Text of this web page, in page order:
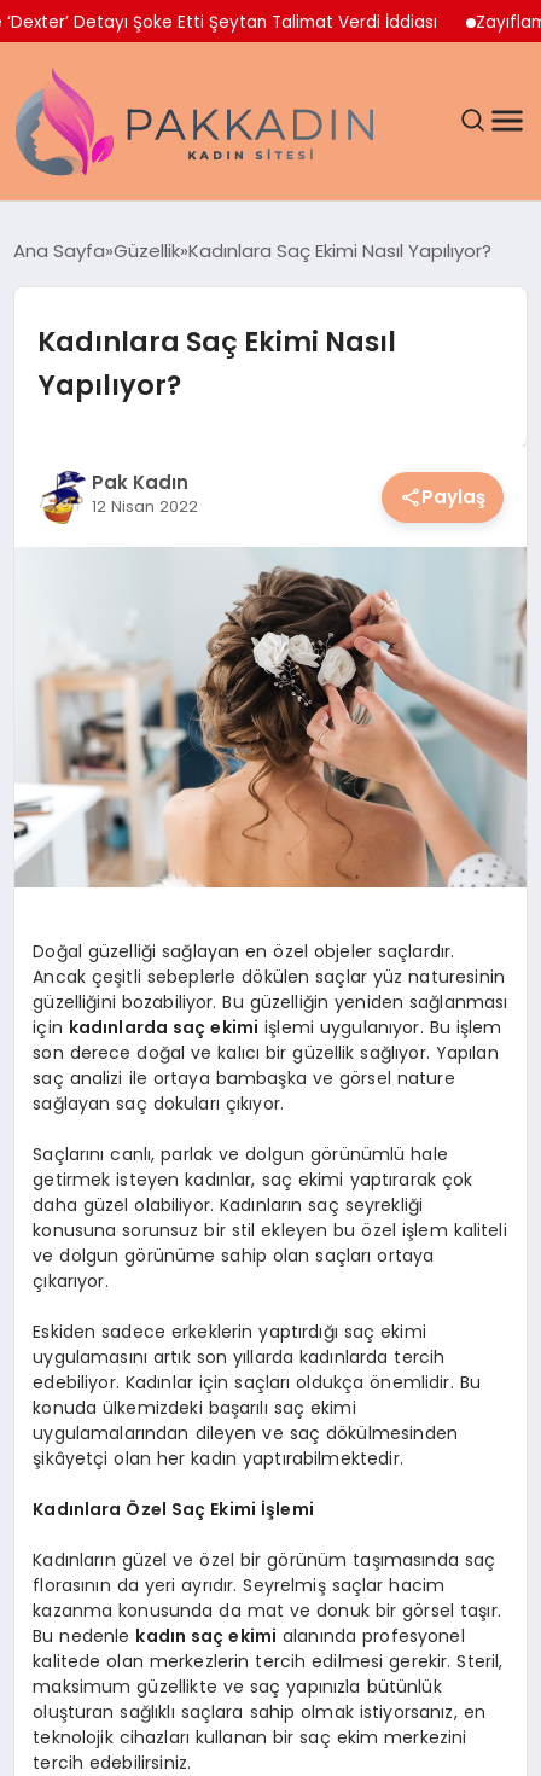
Detayı Şoke Etti Şeytan Talimat Verdi İddiası Zayıflama
KADIN
SAĞLIK
SPOR & FITNESS
YAŞAM
KIMDIR?
HESAPLAMALAR
Ana Sayfa Güzellik Kadınlara Saç Ekimi Nasıl Yapılıyor?
Kadınlara Saç Ekimi Nasıl
Yapılıyor?
Pak Kadın
12 Nisan 2022 Paylaş
Doğal güzelliği sağlayan en özel objeler saçlardır.
Ancak çeşitli sebeplerle dökülen saçlar yüz naturesinin
güzelliğini bozabiliyor. Bu güzelliğin yeniden sağlanması
için kadınlarda saç ekimi işlemi uygulanıyor. Bu işlem
son derece doğal ve kalıcı bir güzellik sağlıyor. Yapılan
saç analizi ile ortaya bambaşka ve görsel nature
sağlayan saç dokuları çıkıyor.
Saçlarını canlı, parlak ve dolgun görünümlü hale
getirmek isteyen kadınlar, saç ekimi yaptırarak çok
daha güzel olabiliyor. Kadınların saç seyrekliği
konusuna sorunsuz bir stil ekleyen bu özel işlem kaliteli
ve dolgun görünüme sahip olan saçları ortaya
çıkarıyor.
Eskiden sadece erkeklerin yaptırdığı saç ekimi
uygulamasını artık son yıllarda kadınlarda tercih
edebiliyor. Kadınlar için saçları oldukça önemlidir. Bu
konuda ülkemizdeki başarılı saç ekimi
uygulamalarından dileyen ve saç dökülmesinden
şikâyetçi olan her kadın yaptırabilmektedir.
Kadınlara Özel Saç Ekimi İşlemi
Kadınların güzel ve özel bir görünüm taşımasında saç
florasının da yeri ayrıdır. Seyrelmiş saçlar hacim
kazanma konusunda da mat ve donuk bir görsel taşır.
Bu nedenle kadın saç ekimi alanında profesyonel
kalitede olan merkezlerin tercih edilmesi gerekir. Steril,
maksimum güzellikte ve saç yapınızla bütünlük
oluşturan sağlıklı saçlara sahip olmak istiyorsanız, en
teknolojik cihazları kullanan bir saç ekim merkezini
tercih edebilirsiniz.